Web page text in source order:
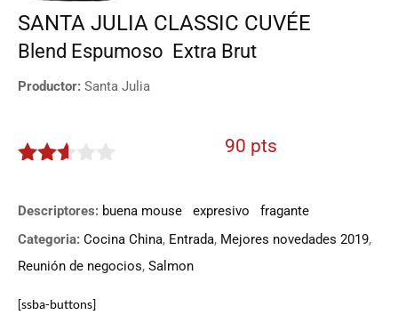
SANTA JULIA CLASSIC CUVÉE
Blend Espumoso Extra Brut
Productor: Santa Julia
90 pts
Descriptores: buena mouse expresivo
fragante
Categoria: Cocina China, Entrada, Mejores novedades 2019,
Reunión de negocios, Salmon
[ssba-buttons]